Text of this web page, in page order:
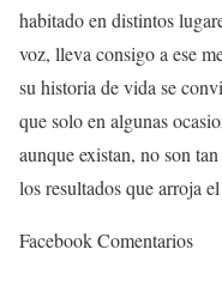
habitado en distintos
voz, lleva consigo a ese
su historia de vida se
que solo en algunas
aunque existan, no son
los resultados que arroja
Facebook Comentarios